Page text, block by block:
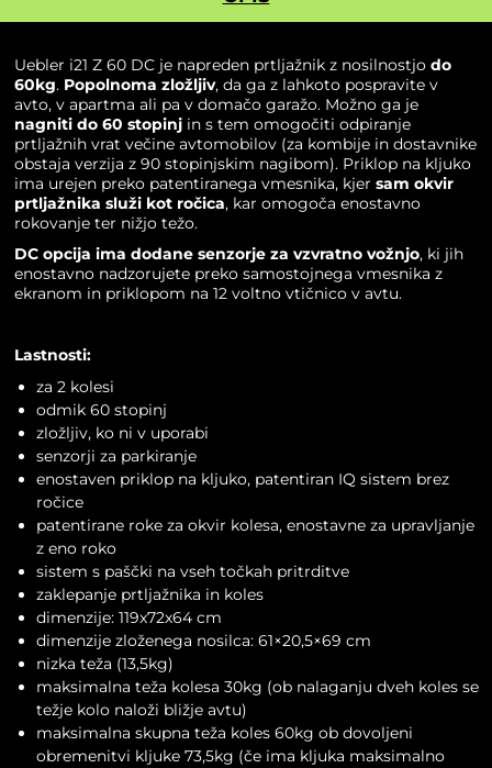
Uebler i21 Z 60 DC je napreden prtljažnik z nosilnostjo do
60kg. Popolnoma zložljiv, da ga z lahkoto pospravite v
avto, v apartma ali pa v domačo garažo. Možno ga je
nagniti do 60 stopinjin s tem omogočiti odpiranje
prtljažnih vrat večine avtomobilov (za kombije in dostavnike
obstaja verzija z 90 stopinjskim nagibom). Priklop na kljuko
ima urejen preko patentiranega vmesnika, kjer sam okvir
prtljažnika služi kot ročica, kar omogoča enostavno
rokovanje ter nižjo težo.
DC opcija ima dodane senzorje za vzvratno vožnjo, ki jih
enostavno nadzorujete preko samostojnega vmesnika z
ekranom in priklopom na 12 voltno vtičnico v avtu.
Lastnosti:
za 2 kolesi
odmik 60 stopinj
zložljiv, ko ni v uporabi
senzorji za parkiranje
enostaven priklop na kljuko, patentiran IQ sistem brez
ročice
patentirane roke za okvir kolesa, enostavne za upravljanje
z eno roko
sistem s paščki na vseh točkah pritrditve
zaklepanje prtljažnika in koles
dimenzije: 119x72x64 cm
dimenzije zloženega nosilca: 61×20,5×69 cm
nizka teža (13,5kg)
maksimalna teža kolesa 30kg (ob nalaganju dveh koles se
težje kolo naloži bližje avtu)
maksimalna skupna teža koles 60kg ob dovoljeni
obremenitvi kljuke 73,5kg (če ima kljuka maksimalno